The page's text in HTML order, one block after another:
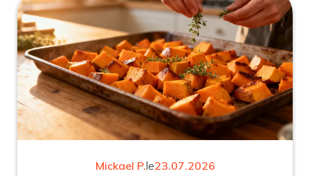
Mickael P.le23.07.2026